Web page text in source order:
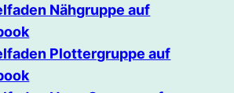
Nähgruppe auf
Plottergruppe auf